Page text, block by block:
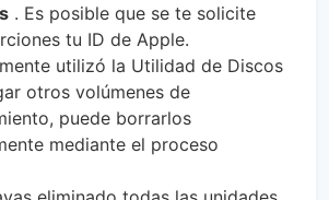
. Es posible que se te solicite
tu ID de Apple.
utilizó la Utilidad de Discos
otros volúmenes de
puede borrarlos
mediante el proceso